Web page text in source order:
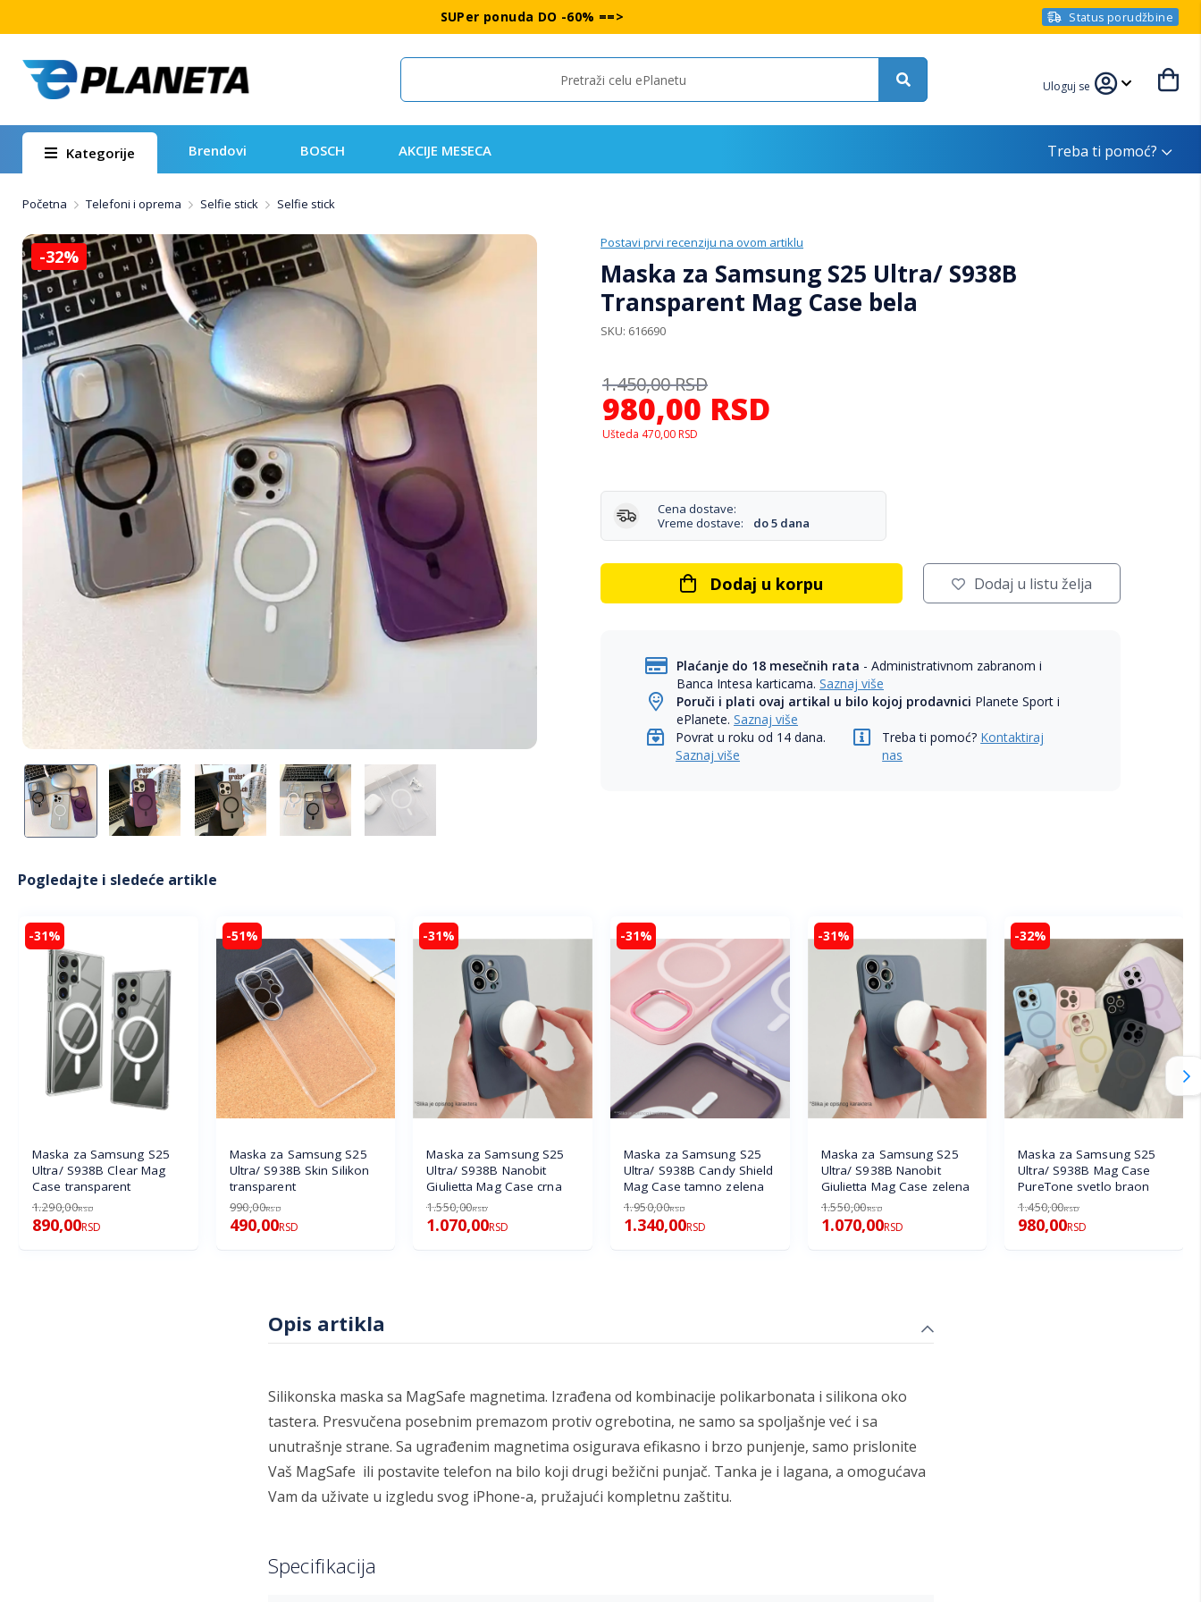
SUPer ponuda DO -60% ==> Status porudžbine
Search Uloguj se
Kategorije Brendovi BOSCH AKCIJE MESECA Treba ti pomoć?
Početna Telefoni i oprema Selfie stick Selfie stick
Postavi prvi recenziju na ovom artiklu
Maska za Samsung S25 Ultra/ S938B
Transparent Mag Case bela
SKU 616690
980,00 RSD
1.450,00RSD
Ušteda 470,00 RSD
Cena dostave:
Vreme dostave:
do 5 dana
Dodaj u korpu Dodaj u listu želja
Plaćanje do 18 mesečnih rata - Administrativnom zabranom i
Banca Intesa karticama.Saznaj više
Poruči i plati ovaj artikal u bilo kojoj prodavnici Planete Sport i
ePlanete.Saznaj više
Povrat u roku od 14 dana.
Saznaj više
Treba ti pomoć? Kontaktiraj
nas
-32%
Pogledajte i sledeće artikle
-31%
Maska za Samsung S25
Ultra/ S938B Clear Mag
Case transparent
1.290,00RSD
890,00RSD
-51%
Maska za Samsung S25
Ultra/ S938B Skin Silikon
transparent
990,00RSD
490,00RSD
-31%
Maska za Samsung S25
Ultra/ S938B Nanobit
Giulietta Mag Case crna
1.550,00RSD
1.070,00RSD
-31%
Maska za Samsung S25
Ultra/ S938B Candy Shield
Mag Case tamno zelena
1.950,00RSD
1.340,00RSD
-31%
Maska za Samsung S25
Ultra/ S938B Nanobit
Giulietta Mag Case zelena
1.550,00RSD
1.070,00RSD
-32%
Maska za Samsung S25
Ultra/ S938B Mag Case
PureTone svetlo braon
1.450,00RSD
980,00RSD
Opis artikla
Silikonska maska sa MagSafe magnetima. Izrađena od kombinacije polikarbonata i silikona oko
tastera. Presvučena posebnim premazom protiv ogrebotina, ne samo sa spoljašnje već i sa
unutrašnje strane. Sa ugrađenim magnetima osigurava efikasno i brzo punjenje, samo prislonite
Vaš MagSafe ili postavite telefon na bilo koji drugi bežični punjač. Tanka je i lagana, a omogućava
Vam da uživate u izgledu svog iPhone-a, pružajući kompletnu zaštitu.
Specifikacija